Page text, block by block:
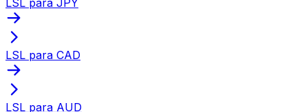
LSL para CAD
LSL para AUD